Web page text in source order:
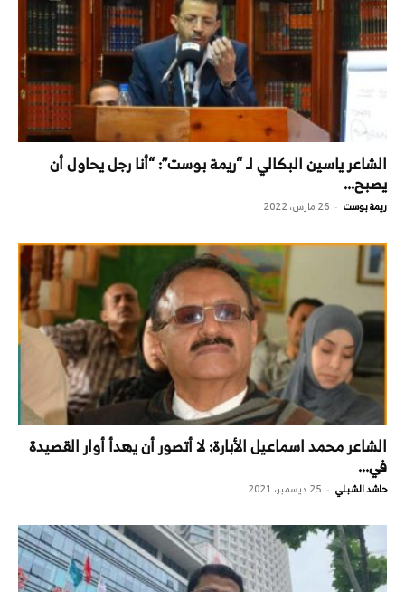
الشاعر ياسين البكالي لـ “ريمة بوست”: “أنا رجل يحاول أن
يصبح...
ريمة بوست - 26 مارس، 2022
الشاعر محمد اسماعيل الأبارة: لا أتصور أن يهدأ أوار القصيدة
في...
حاشد الشبلي - 25 ديسمبر، 2021